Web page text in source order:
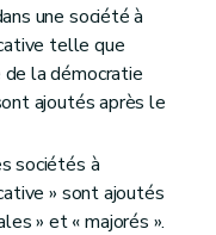
une société à
telle que
la démocratie
ajoutés après le
sociétés à
» sont ajoutés
» et « majorés ».